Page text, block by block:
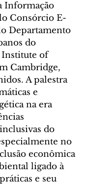
Informação
Consórcio E-
Departamento
do
Institute of
Cambridge,
A palestra
e
na era
do
no
econômica
ligado à
e seu